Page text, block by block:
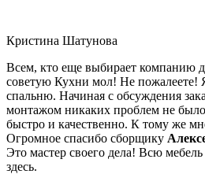
Кристина Шатунова
Всем, кто еще выбирает компанию
советую Кухни мол! Не пожалеете!
спальню. Начиная с обсуждения
монтажом никаких проблем не
быстро и качественно. К тому же
Огромное спасибо сборщику
Это мастер своего дела! Всю мебель
здесь.